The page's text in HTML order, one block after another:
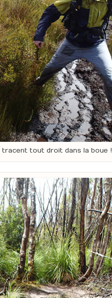
tout droit dans la boue !